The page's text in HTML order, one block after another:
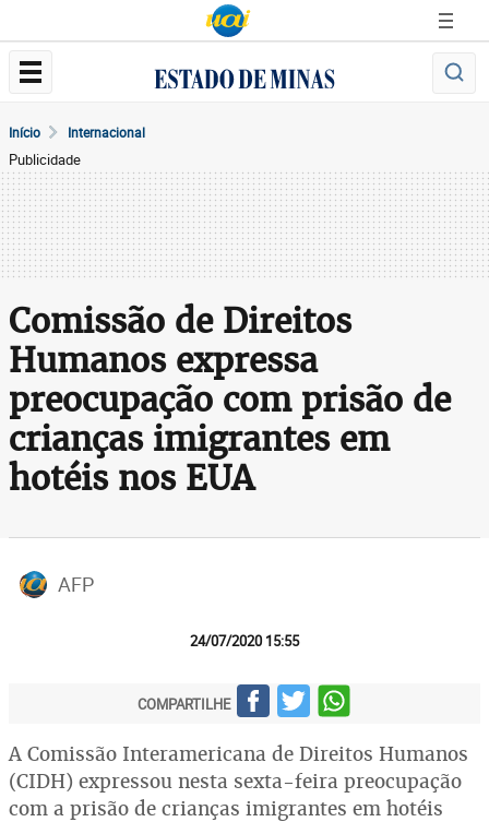
Início Internacional
Publicidade
Comissão de Direitos
Humanos expressa
preocupação com prisão de
crianças imigrantes em
hotéis nos EUA
AFP
24/07/2020 15:55
COMPARTILHE
A Comissão Interamericana de Direitos Humanos
(CIDH) expressou nesta sexta-feira preocupação
com a prisão de crianças imigrantes em hotéis